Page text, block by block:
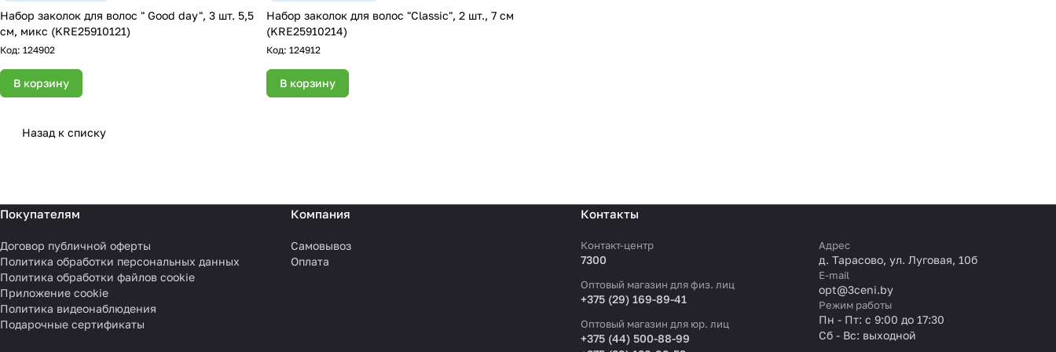
Набор заколок для волос " Good day", 3 шт. 5,5
см, микс (KRE25910121)
Код: 124902
В корзину
Набор заколок для волос "Classic", 2 шт., 7 см
(KRE25910214)
Код: 124912
В корзину
Назад к списку
Покупателям
Договор публичной оферты
Политика обработки персональных данных
Политика обработки файлов cookie
Приложение cookie
Политика видеонаблюдения
Подарочные сертификаты
Компания
Самовывоз
Оплата
Контакты
Контакт-центр
7300
Оптовый магазин для физ. лиц
+375 (29) 169-89-41
Оптовый магазин для юр. лиц
+375 (44) 500-88-99
Адрес
д. Тарасово, ул. Луговая, 10б
E-mail
opt@3ceni.by
Режим работы
Пн - Пт: с 9:00 до 17:30
Сб - Вс: выходной